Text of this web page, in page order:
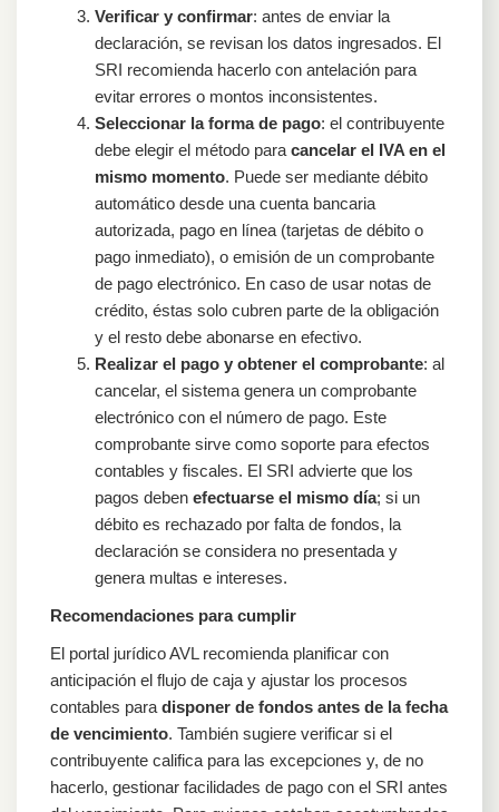
Verificar y confirmar: antes de enviar la
declaración, se revisan los datos ingresados. El
SRI recomienda hacerlo con antelación para
evitar errores o montos inconsistentes.
Seleccionar la forma de pago: el contribuyente
debe elegir el método para cancelar el IVA en el
mismo momento. Puede ser mediante débito
automático desde una cuenta bancaria
autorizada, pago en línea (tarjetas de débito o
pago inmediato), o emisión de un comprobante
de pago electrónico. En caso de usar notas de
crédito, éstas solo cubren parte de la obligación
y el resto debe abonarse en efectivo.
Realizar el pago y obtener el comprobante: al
cancelar, el sistema genera un comprobante
electrónico con el número de pago. Este
comprobante sirve como soporte para efectos
contables y fiscales. El SRI advierte que los
pagos deben efectuarse el mismo día; si un
débito es rechazado por falta de fondos, la
declaración se considera no presentada y
genera multas e intereses.
Recomendaciones para cumplir
El portal jurídico AVL recomienda planificar con
anticipación el flujo de caja y ajustar los procesos
contables para disponer de fondos antes de la fecha
de vencimiento. También sugiere verificar si el
contribuyente califica para las excepciones y, de no
hacerlo, gestionar facilidades de pago con el SRI antes